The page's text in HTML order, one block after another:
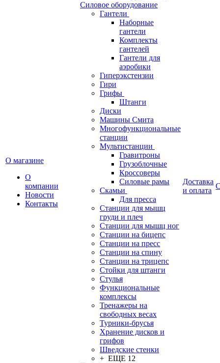
О магазине
О
компании
Новости
Контакты
Силовое оборудование
Гантели
Наборные
гантели
Комплекты
гантелей
Гантели для
аэробики
Гиперэкстензии
Гири
Грифы
Штанги
Диски
Машины Смита
Многофункциональные
станции
Мультистанции
Гравитроны
Грузоблочные
Кроссоверы
Силовые рамы
Скамьи
Для пресса
Станции для мышц
груди и плеч
Станции для мышц ног
Станции на бицепс
Станции на пресс
Станции на спину
Станции на трицепс
Стойки для штанги
Стулья
Функциональные
комплексы
Тренажеры на
свободных весах
Турники-брусья
Хранение дисков и
грифов
Шведские стенки
+ ЕЩЕ 12
Доставка
и оплата